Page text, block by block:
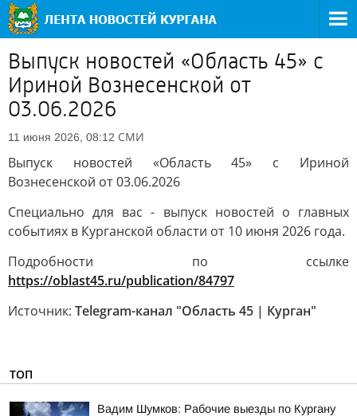
Выпуск новостей «Область 45» с
Ириной Вознесенской от
03.06.2026
11 июня 2026, 08:12 СМИ
Выпуск новостей «Область 45» с Ириной
Вознесенской от 03.06.2026
Специально для вас - выпуск новостей о главных
событиях в Курганской области от 10 июня 2026 года.
Подробности по ссылке
https://oblast45.ru/publication/84797
Источник: Telegram-канал "Область 45 | Курган"
ТОП
Вадим Шумков: Рабочие выезды по Кургану